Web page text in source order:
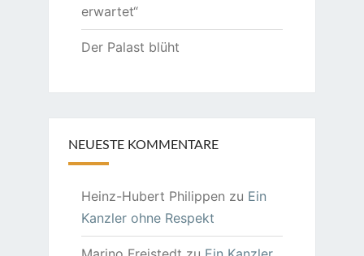
erwartet“
Der Palast blüht
NEUESTE KOMMENTARE
Heinz-Hubert Philippen zu Ein
Kanzler ohne Respekt